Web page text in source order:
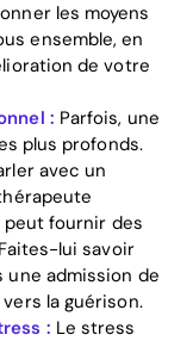
les moyens
ensemble, en
de votre
: Parfois, une
plus profonds.
avec un
peut fournir des
lui savoir
une admission de
la guérison.
: Le stress